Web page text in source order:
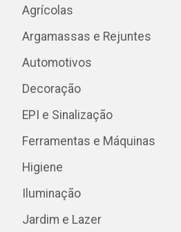
Agrícolas
Argamassas e Rejuntes
Automotivos
Decoração
EPI e Sinalização
Ferramentas e Máquinas
Higiene
Iluminação
Jardim e Lazer